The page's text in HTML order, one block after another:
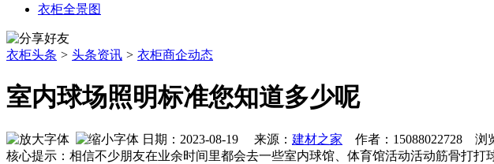
衣柜全景图
衣柜头条 > 头条资讯 > 衣柜商企动态
室内球场照明标准您知道多少呢
日期：2023-08-19 来源： 建材之家 作者：15088022728 浏
核心提示：相信不少朋友在业余时间里都会去一些室内球馆、体育馆活动活动筋骨打